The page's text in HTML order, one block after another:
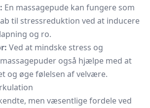
En massagepude kan fungere som
til stressreduktion ved at inducere
og ro.
Ved at mindske stress og
også hjælpe med at
og øge følelsen af velvære.
men væsentlige fordele ved